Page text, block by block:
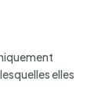
elles